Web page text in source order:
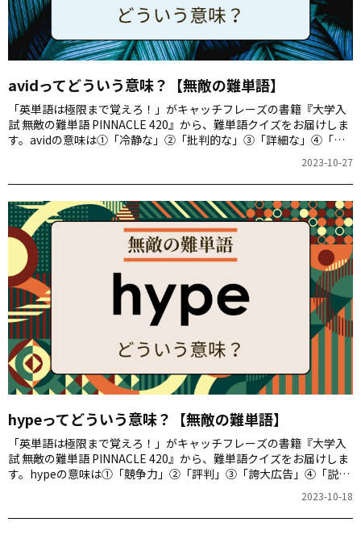
avidってどういう意味？【無敵の難単語】
「英単語は極限まで覚えろ！」がキャッチフレーズの書籍『大学入
試 無敵の難単語 PINNACLE 420』から、難単語クイズをお届けしま
す。avidの意味は①「冷静な」②「批判的な」③「詳細な」④「熱
2023-10-27
hypeってどういう意味？【無敵の難単語】
「英単語は極限まで覚えろ！」がキャッチフレーズの書籍『大学入
試 無敵の難単語 PINNACLE 420』から、難単語クイズをお届けしま
す。hypeの意味は①「競争力」②「評判」③「誇大広告」④「説明
2023-10-18